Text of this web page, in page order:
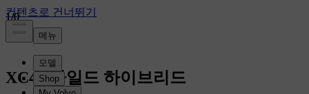
XC40 마일드 하이브리드
1/0
1/0
1/0